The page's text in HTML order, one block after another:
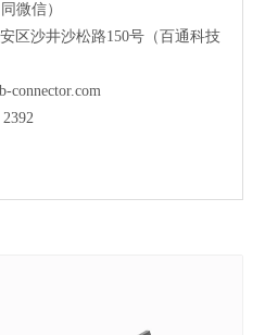
RAST 5.0连接器 M5039 90°出线 带固定耳
微信）
区沙井沙松路150号（百通科技
connector.com